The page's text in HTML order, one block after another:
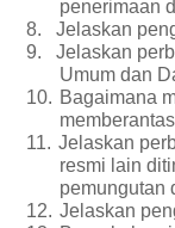
penerimaan
8.
Jelaskan
9.
Jelaskan
Umum dan
10. Bagaimana
11. Jelaskan
resmi lain
pemungutan
12. Jelaskan